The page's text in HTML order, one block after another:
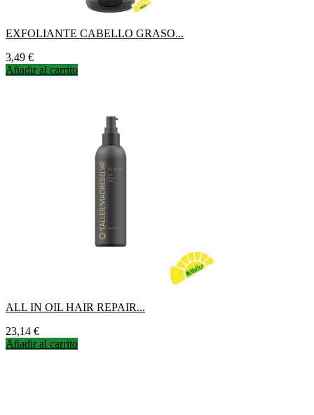
EXFOLIANTE CABELLO GRASO...
Precio
3,49 €
Añadir al carrito
ALL IN OIL HAIR REPAIR...
Precio
23,14 €
Añadir al carrito